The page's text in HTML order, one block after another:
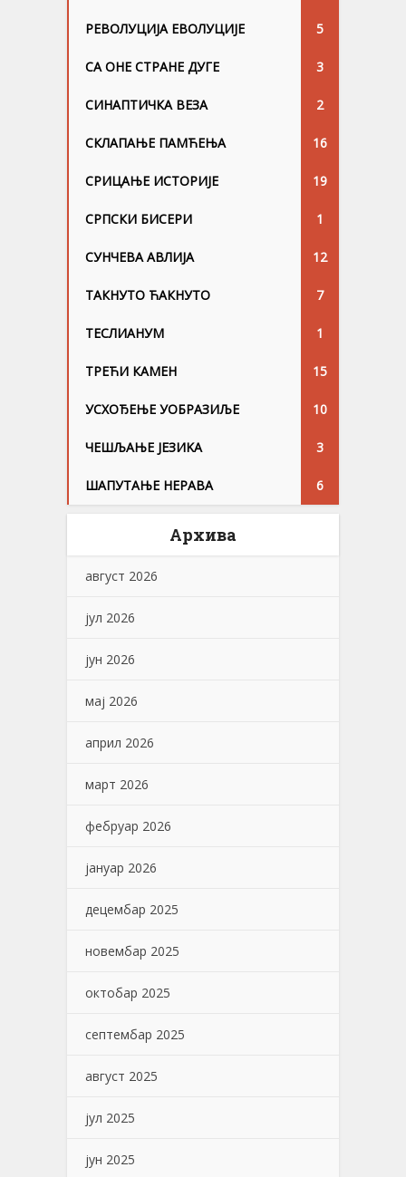
РЕВОЛУЦИЈА ЕВОЛУЦИЈЕ 5
СА ОНЕ СТРАНЕ ДУГЕ 3
СИНАПТИЧКА ВЕЗА 2
СКЛАПАЊЕ ПАМЋЕЊА 16
СРИЦАЊЕ ИСТОРИЈЕ 19
СРПСКИ БИСЕРИ 1
СУНЧЕВА АВЛИЈА 12
ТАКНУТО ЋАКНУТО 7
ТЕСЛИАНУМ 1
ТРЕЋИ КАМЕН 15
УСХОЂЕЊЕ УОБРАЗИЉЕ 10
ЧЕШЉАЊЕ ЈЕЗИKА 3
ШАПУТАЊЕ НЕРАВА 6
Архива
август 2026
јул 2026
јун 2026
мај 2026
април 2026
март 2026
фебруар 2026
јануар 2026
децембар 2025
новембар 2025
октобар 2025
септембар 2025
август 2025
јул 2025
јун 2025